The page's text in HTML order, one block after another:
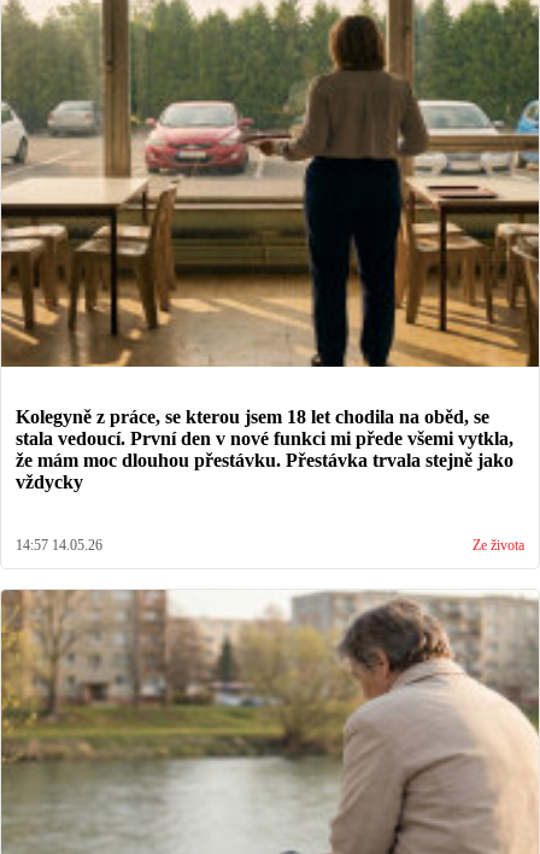
Kolegyně z práce, se kterou jsem 18 let chodila na oběd, se
stala vedoucí. První den v nové funkci mi přede všemi vytkla,
že mám moc dlouhou přestávku. Přestávka trvala stejně jako
vždycky
14:57 14.05.26 Ze života